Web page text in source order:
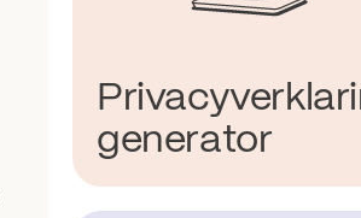
generator